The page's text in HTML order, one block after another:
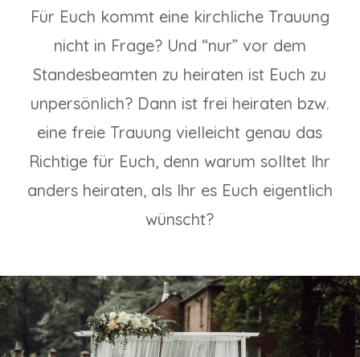
Für Euch kommt eine kirchliche Trauung
nicht in Frage? Und “nur” vor dem
Standesbeamten zu heiraten ist Euch zu
unpersönlich? Dann ist frei heiraten bzw.
eine freie Trauung vielleicht genau das
Richtige für Euch, denn warum solltet Ihr
anders heiraten, als Ihr es Euch eigentlich
wünscht?